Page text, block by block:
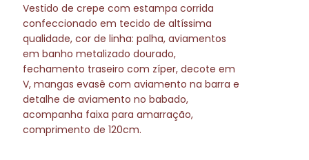
Vestido de crepe com estampa corrida
confeccionado em tecido de altíssima
qualidade, cor de linha: palha, aviamentos
em banho metalizado dourado,
fechamento traseiro com zíper, decote em
V, mangas evasê com aviamento na barra e
detalhe de aviamento no babado,
acompanha faixa para amarração,
comprimento de 120cm.